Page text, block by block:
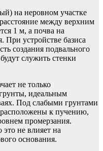
на неровном участке
между верхним
1 м, а почва на
При устройстве базиса
создания подвального
служить стенки
не только
идеальным
Под слабыми грунтами
к пучению,
промерзания.
не влияет на
основания.